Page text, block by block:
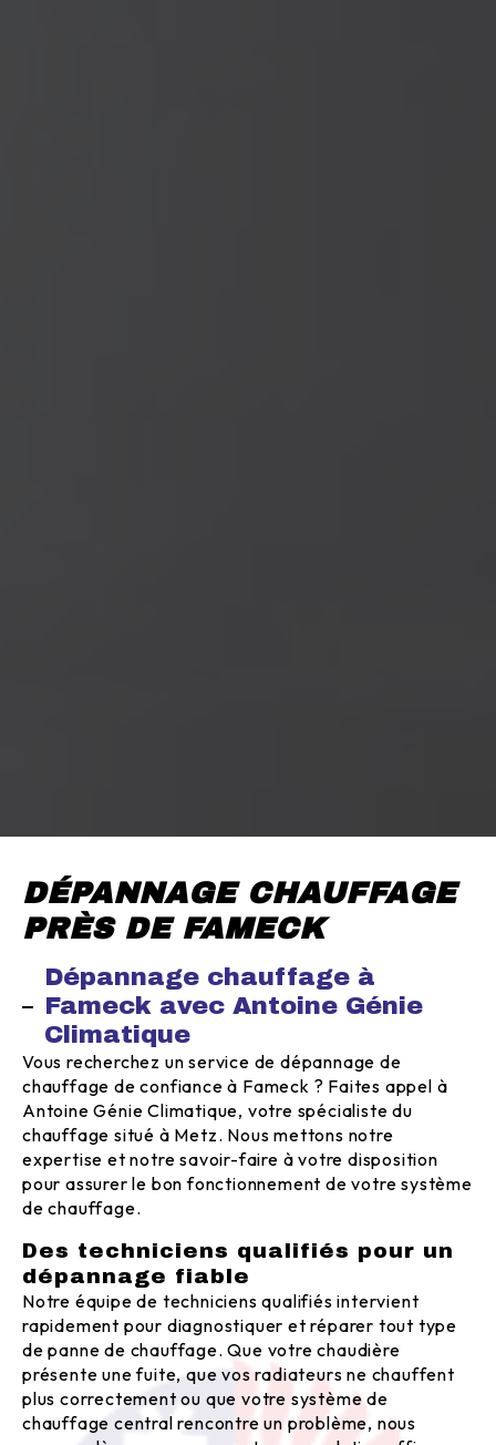
DÉPANNAGE CHAUFFAGE
PRÈS DE FAMECK
Dépannage chauffage à
Fameck avec Antoine Génie
Climatique
Vous recherchez un service de dépannage de
chauffage de confiance à Fameck ? Faites appel à
Antoine Génie Climatique, votre spécialiste du
chauffage situé à Metz. Nous mettons notre
expertise et notre savoir-faire à votre disposition
pour assurer le bon fonctionnement de votre système
de chauffage.
Des techniciens qualifiés pour un
dépannage fiable
Notre équipe de techniciens qualifiés intervient
rapidement pour diagnostiquer et réparer tout type
de panne de chauffage. Que votre chaudière
présente une fuite, que vos radiateurs ne chauffent
plus correctement ou que votre système de
chauffage central rencontre un problème, nous